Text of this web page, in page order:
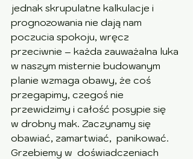
jednak skrupulatne kalkulacje i
prognozowania nie dają nam
poczucia spokoju, wręcz
przeciwnie – każda zauważalna luka
w naszym misternie budowanym
planie wzmaga obawy, że coś
przegapimy, czegoś nie
przewidzimy i całość posypie się
w drobny mak. Zaczynamy się
obawiać, zamartwiać,  panikować.
Grzebiemy w  doświadczeniach